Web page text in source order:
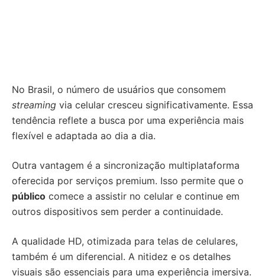
No Brasil, o número de usuários que consomem
streaming via celular cresceu significativamente. Essa
tendência reflete a busca por uma experiência mais
flexível e adaptada ao dia a dia.
Outra vantagem é a sincronização multiplataforma
oferecida por serviços premium. Isso permite que o
público comece a assistir no celular e continue em
outros dispositivos sem perder a continuidade.
A qualidade HD, otimizada para telas de celulares,
também é um diferencial. A nitidez e os detalhes
visuais são essenciais para uma experiência imersiva.